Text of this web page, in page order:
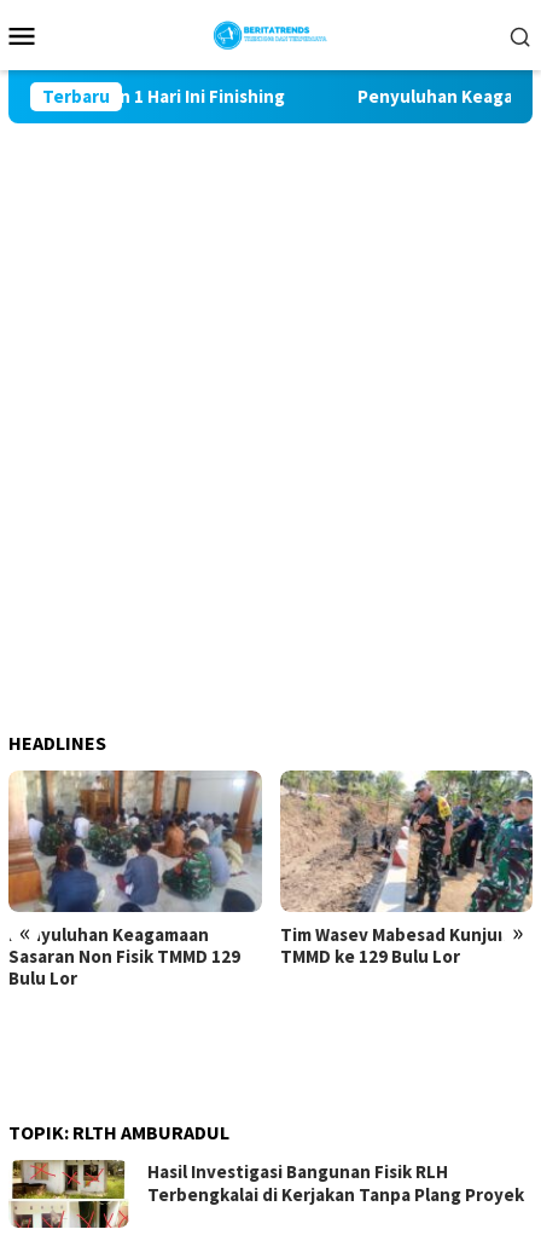
ke
Mobile
Terbaru
Sasaran 1 Hari Ini Finishing Penyuluhan Keagamaan
HEADLINES
« »
Penyuluhan Keagamaan
Sasaran Non Fisik TMMD 129
Bulu Lor
Tim Wasev Mabesad Kunjungi
TMMD ke 129 Bulu Lor
TOPIK: RLTH AMBURADUL
Hasil Investigasi Bangunan Fisik RLH
Terbengkalai di Kerjakan Tanpa Plang Proyek